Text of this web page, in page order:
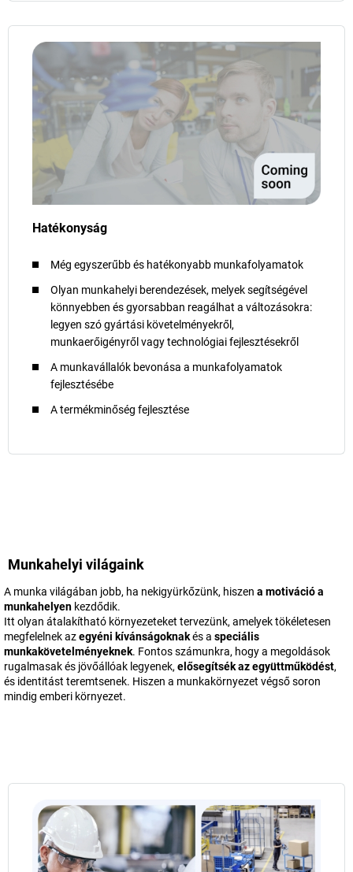
Hatékonyság
Még egyszerűbb és hatékonyabb munkafolyamatok
Olyan munkahelyi berendezések, melyek segítségével
könnyebben és gyorsabban reagálhat a változásokra:
legyen szó gyártási követelményekről,
munkaerőigényről vagy technológiai fejlesztésekről
A munkavállalók bevonása a munkafolyamatok
fejlesztésébe
A termékminőség fejlesztése
Munkahelyi világaink
A munka világában jobb, ha nekigyürkőzünk, hiszen a motiváció a
munkahelyen kezdődik.
Itt olyan átalakítható környezeteket tervezünk, amelyek tökéletesen
megfelelnek azegyéni kívánságoknakés a speciális
munkakövetelményeknek. Fontos számunkra, hogy a megoldások
rugalmasak és jövőállóak legyenek, elősegítsék az együttműködést,
és identitást teremtsenek. Hiszen a munkakörnyezet végső soron
mindig emberi környezet.